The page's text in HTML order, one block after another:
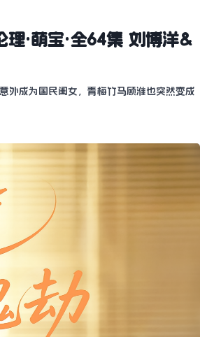
·萌宝·全64集 刘博洋&
外成为国民闺女，青梅竹马顾淮也突然变成